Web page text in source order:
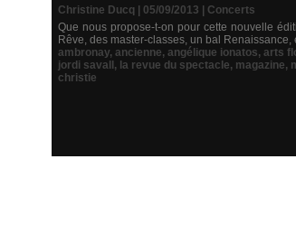
Christine Ducq | 05/09/2013
Concerts
Que nous propose-t-on pour cette nouvelle
Rêve, des master-classes, un bal
ambronay, ancienne, angélique ionatos, arts
jordi savall , la revue du spectacle, magazine,
christie